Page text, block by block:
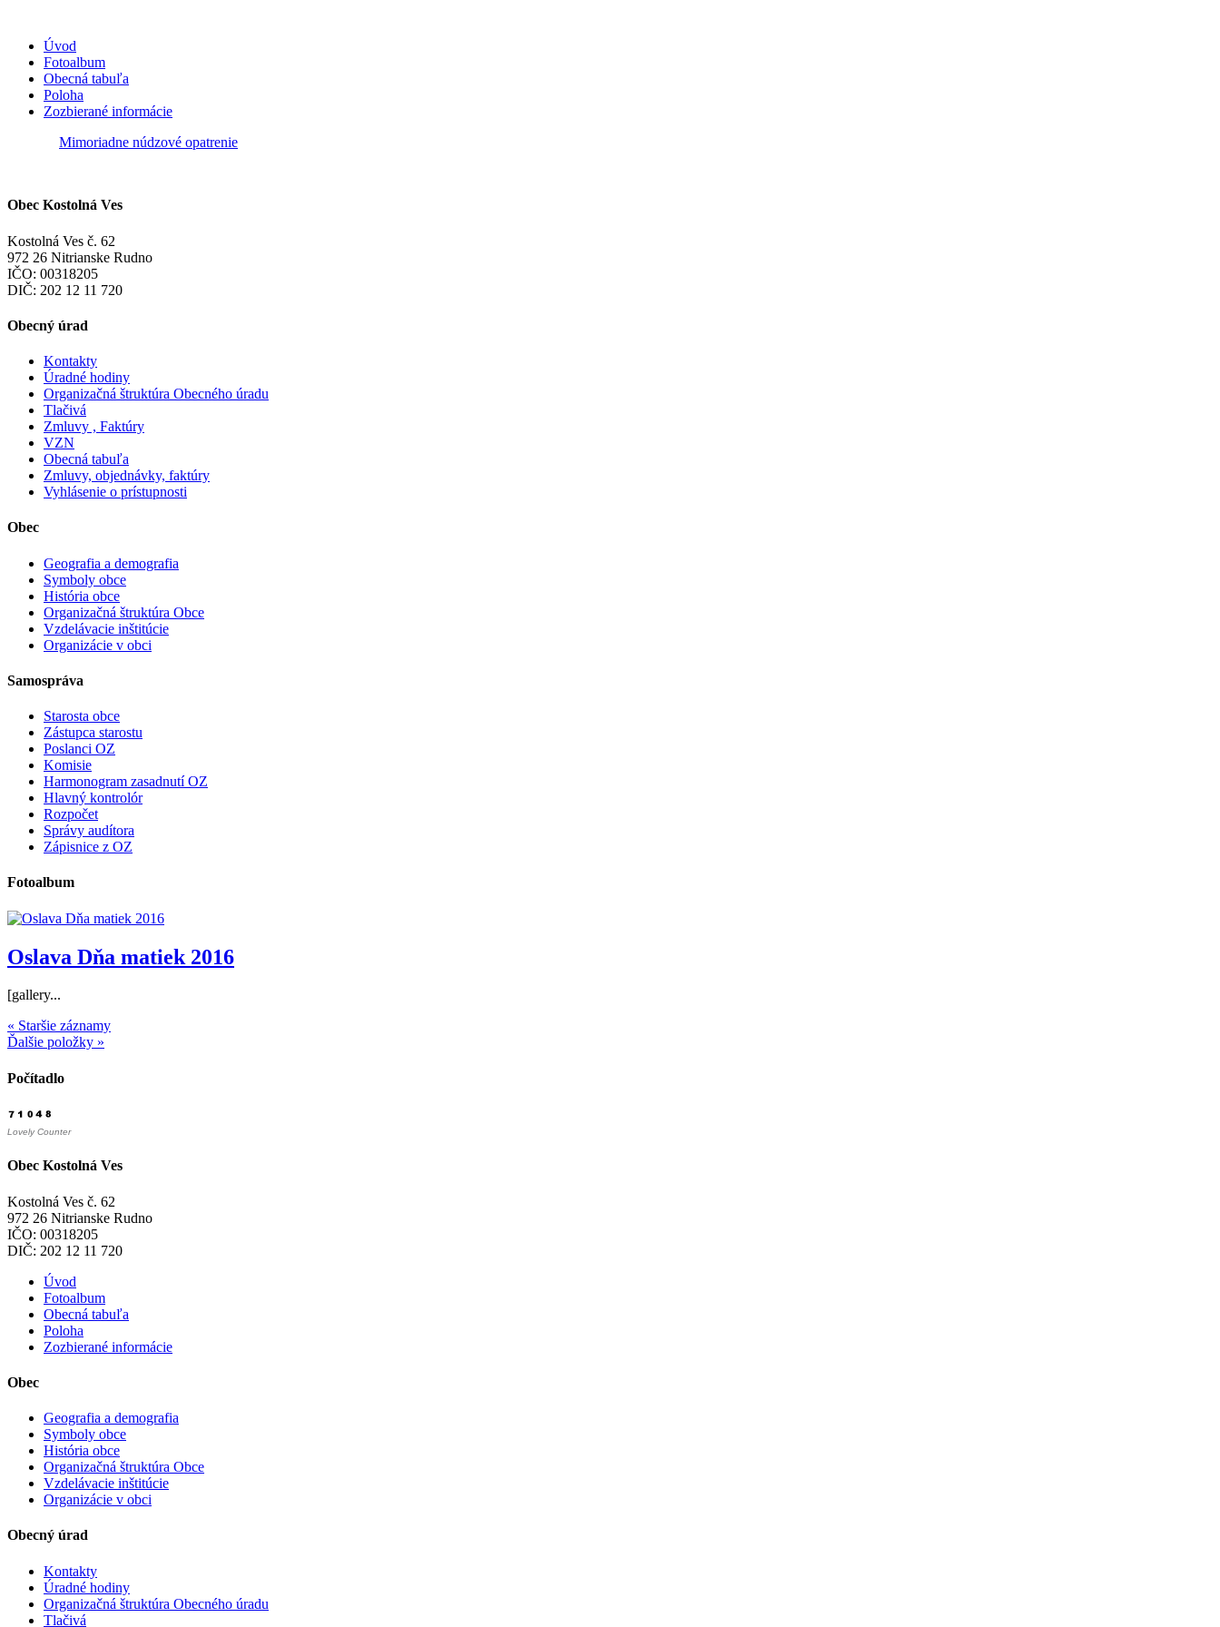
Úvod
Fotoalbum
Obecná tabuľa
Poloha
Zozbierané informácie
Mimoriadne núdzové opatrenie
Obec Kostolná Ves
Kostolná Ves č. 62
972 26 Nitrianske Rudno
IČO: 00318205
DIČ: 202 12 11 720
Obecný úrad
Kontakty
Úradné hodiny
Organizačná štruktúra Obecného úradu
Tlačivá
Zmluvy , Faktúry
VZN
Obecná tabuľa
Zmluvy, objednávky, faktúry
Vyhlásenie o prístupnosti
Obec
Geografia a demografia
Symboly obce
História obce
Organizačná štruktúra Obce
Vzdelávacie inštitúcie
Organizácie v obci
Samospráva
Starosta obce
Zástupca starostu
Poslanci OZ
Komisie
Harmonogram zasadnutí OZ
Hlavný kontrolór
Rozpočet
Správy audítora
Zápisnice z OZ
Fotoalbum
Oslava Dňa matiek 2016
[gallery...
« Staršie záznamy
Ďalšie položky »
Počítadlo
Lovely Counter
Obec Kostolná Ves
Kostolná Ves č. 62
972 26 Nitrianske Rudno
IČO: 00318205
DIČ: 202 12 11 720
Úvod
Fotoalbum
Obecná tabuľa
Poloha
Zozbierané informácie
Obec
Geografia a demografia
Symboly obce
História obce
Organizačná štruktúra Obce
Vzdelávacie inštitúcie
Organizácie v obci
Obecný úrad
Kontakty
Úradné hodiny
Organizačná štruktúra Obecného úradu
Tlačivá